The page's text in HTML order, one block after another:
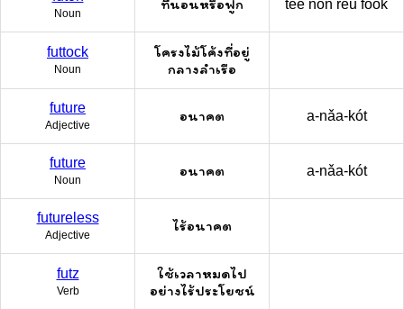
Noun
ที่นอนหรือฟูก têe non rěu fôok
futtock
Noun
โครงไม้โค้งที่อยู่
กลางลำเรือ
future
Adjective
อนาคต a-nǎa-kót
future
Noun
อนาคต a-nǎa-kót
futureless
Adjective
ไร้อนาคต
futz
Verb
ใช้เวลาหมดไป
อย่างไร้ประโยชน์